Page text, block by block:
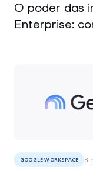
O poder das
Enterprise:
GOOGLE WORKSPACE 8